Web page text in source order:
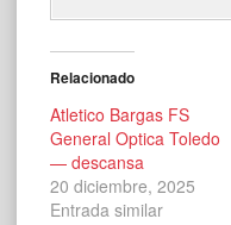
Relacionado
Atletico Bargas FS
General Optica Toledo
— descansa
20 diciembre, 2025
Entrada similar